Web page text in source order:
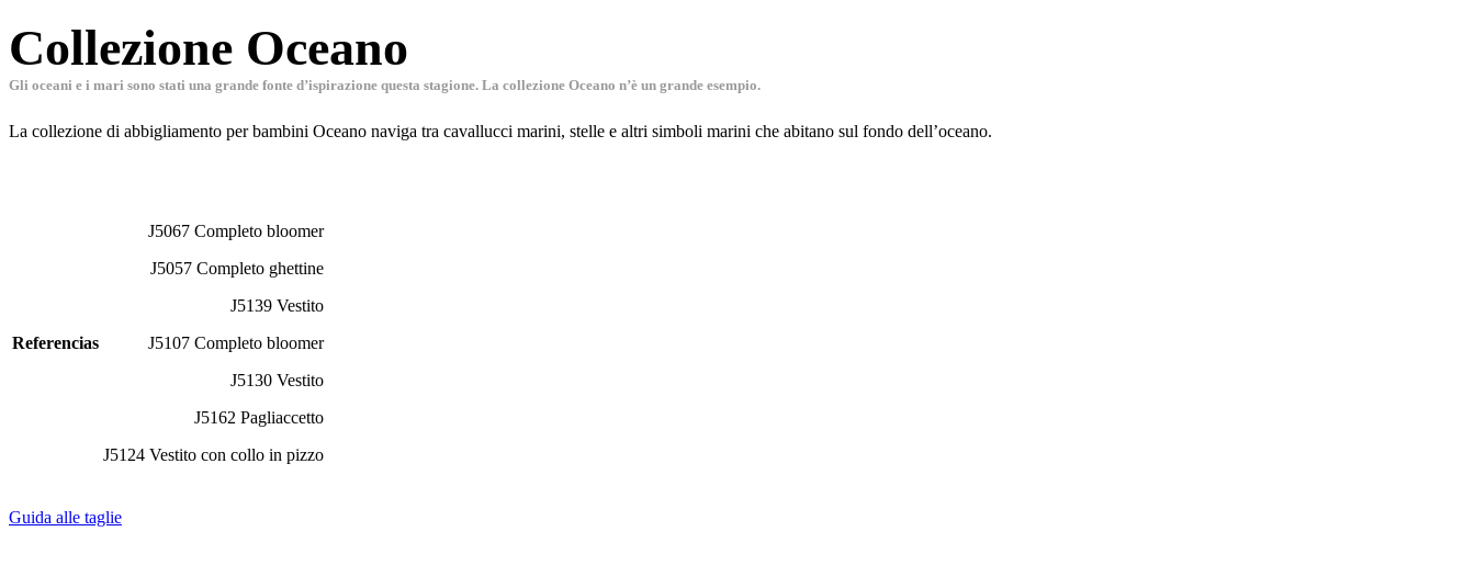
Collezione Oceano
Gli oceani e i mari sono stati una grande fonte d’ispirazione questa stagione. La collezione Oceano n’è un grande esempio.
La collezione di abbigliamento per bambini Oceano naviga tra cavallucci marini, stelle e altri simboli marini che abitano sul fondo dell’oceano.
Referencias
J5067 Completo bloomer
J5057 Completo ghettine
J5139 Vestito
J5107 Completo bloomer
J5130 Vestito
J5162 Pagliaccetto
J5124 Vestito con collo in pizzo
Guida alle taglie